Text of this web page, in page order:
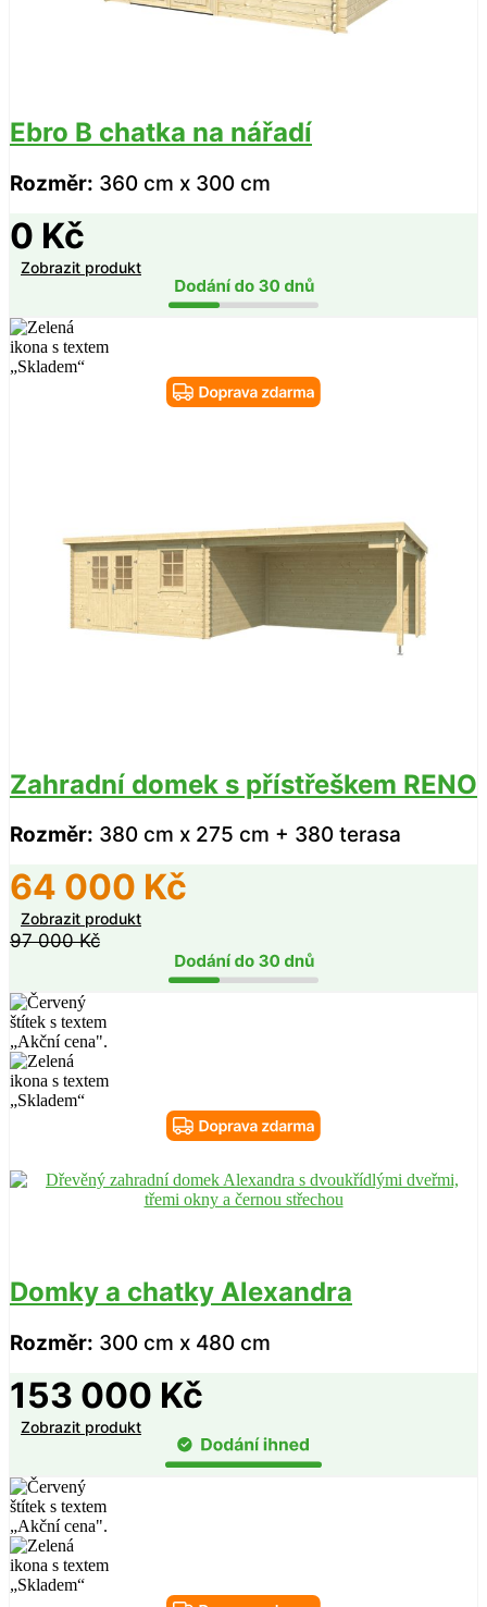
Ebro B chatka na nářadí
Rozměr: 360 cm x 300 cm
0 Kč
Zobrazit produkt
Zahradní domek s přístřeškem RENO
Rozměr: 380 cm x 275 cm + 380 terasa
64 000 Kč
Zobrazit produkt
97 000Kč
Domky a chatky Alexandra
Rozměr: 300 cm x 480 cm
153 000 Kč
Zobrazit produkt